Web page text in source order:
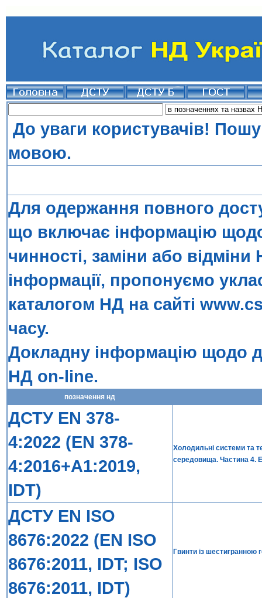
До уваги користувачів!
мовою.
Для одержання повного
що включає інформацію
чинності, заміни або
інформації, пропонуємо
каталогом НД на сайті
часу.
Докладну інформацію щодо
НД on-line.
позначення нд
ДСТУ EN 378-
4:2022 (EN 378-
4:2016+A1:2019,
IDT)
Холодильні системи та
середовища. Частина 4.
ДСТУ EN ISO
8676:2022 (EN ISO
8676:2011, IDT; ISO
8676:2011, IDT)
Гвинти із шестигранною